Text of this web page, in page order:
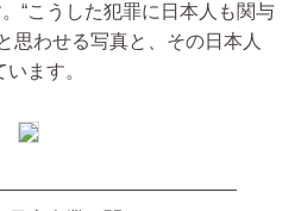
“こうした犯罪に日本人も関与
思わせる写真と、その日本人
ます。